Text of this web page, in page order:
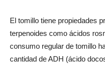
El tomillo tiene propiedades
terpenoides como ácidos
consumo regular de tomillo
cantidad de ADH (ácido